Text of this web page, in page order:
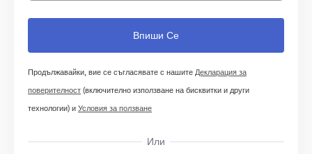
Продължавайки, вие се съгласявате с нашитеДекларация за
поверителност(включително използване на бисквитки и други
технологии) иУсловия за ползване
Или